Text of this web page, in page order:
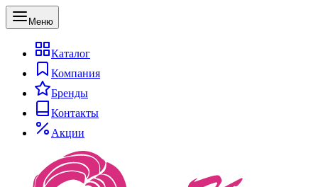
Меню
Каталог
Компания
Бренды
Контакты
Акции